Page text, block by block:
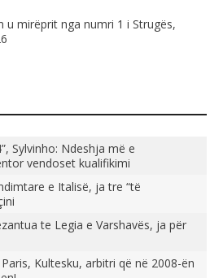
u mirëprit nga numri 1 i Strugës,
Sylvinho: Ndeshja më e
vendoset kualifikimi
e Italisë, ja tre “të
te Legia e Varshavës, ja për
Kultesku, arbitri që në 2008-ën